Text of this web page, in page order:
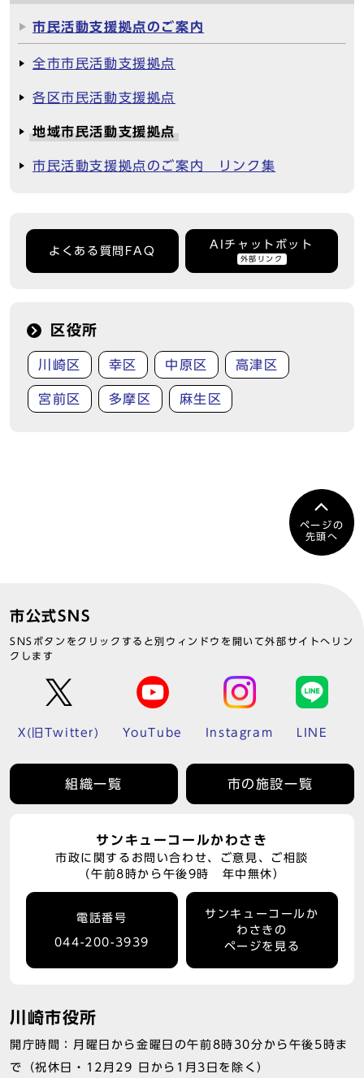
市民活動支援拠点のご案内
全市市民活動支援拠点
各区市民活動支援拠点
地域市民活動支援拠点
市民活動支援拠点のご案内 リンク集
よくある質問FAQ
AIチャットボット
外部リンク
区役所
川崎区 幸区 中原区 高津区
宮前区 多摩区 麻生区
ページの
先頭へ
市公式SNS
SNSボタンをクリックすると別ウィンドウを開いて外部サイトへリン
クします
X(旧Twitter) YouTube Instagram LINE
組織一覧 市の施設一覧
サンキューコールかわさき
市政に関するお問い合わせ、ご意見、ご相談
（午前8時から午後9時 年中無休）
電話番号
044-200-3939
サンキューコールか
わさきの
ページを見る
川崎市役所
開庁時間：月曜日から金曜日の午前8時30分から午後5時ま
で（祝休日・12月29 日から1月3日を除く）